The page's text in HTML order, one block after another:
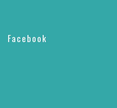
Facebook